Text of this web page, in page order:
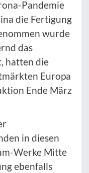
Pandemie
die Fertigung
wurde
das
hatten die
Europa
Ende März
in diesen
Werke Mitte
ebenfalls